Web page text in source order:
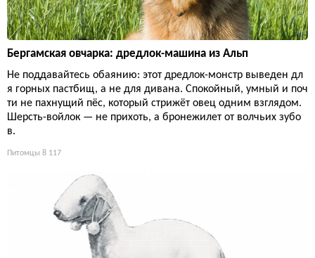
Бергамская овчарка: дредлок-машина из Альп
Не поддавайтесь обаянию: этот дредлок-монстр выведен дл
я горных пастбищ, а не для дивана. Спокойный, умный и поч
ти не пахнущий пёс, который стрижёт овец одним взглядом.
Шерсть-войлок — не прихоть, а бронежилет от волчьих зубо
в.
Питомцы 8 117